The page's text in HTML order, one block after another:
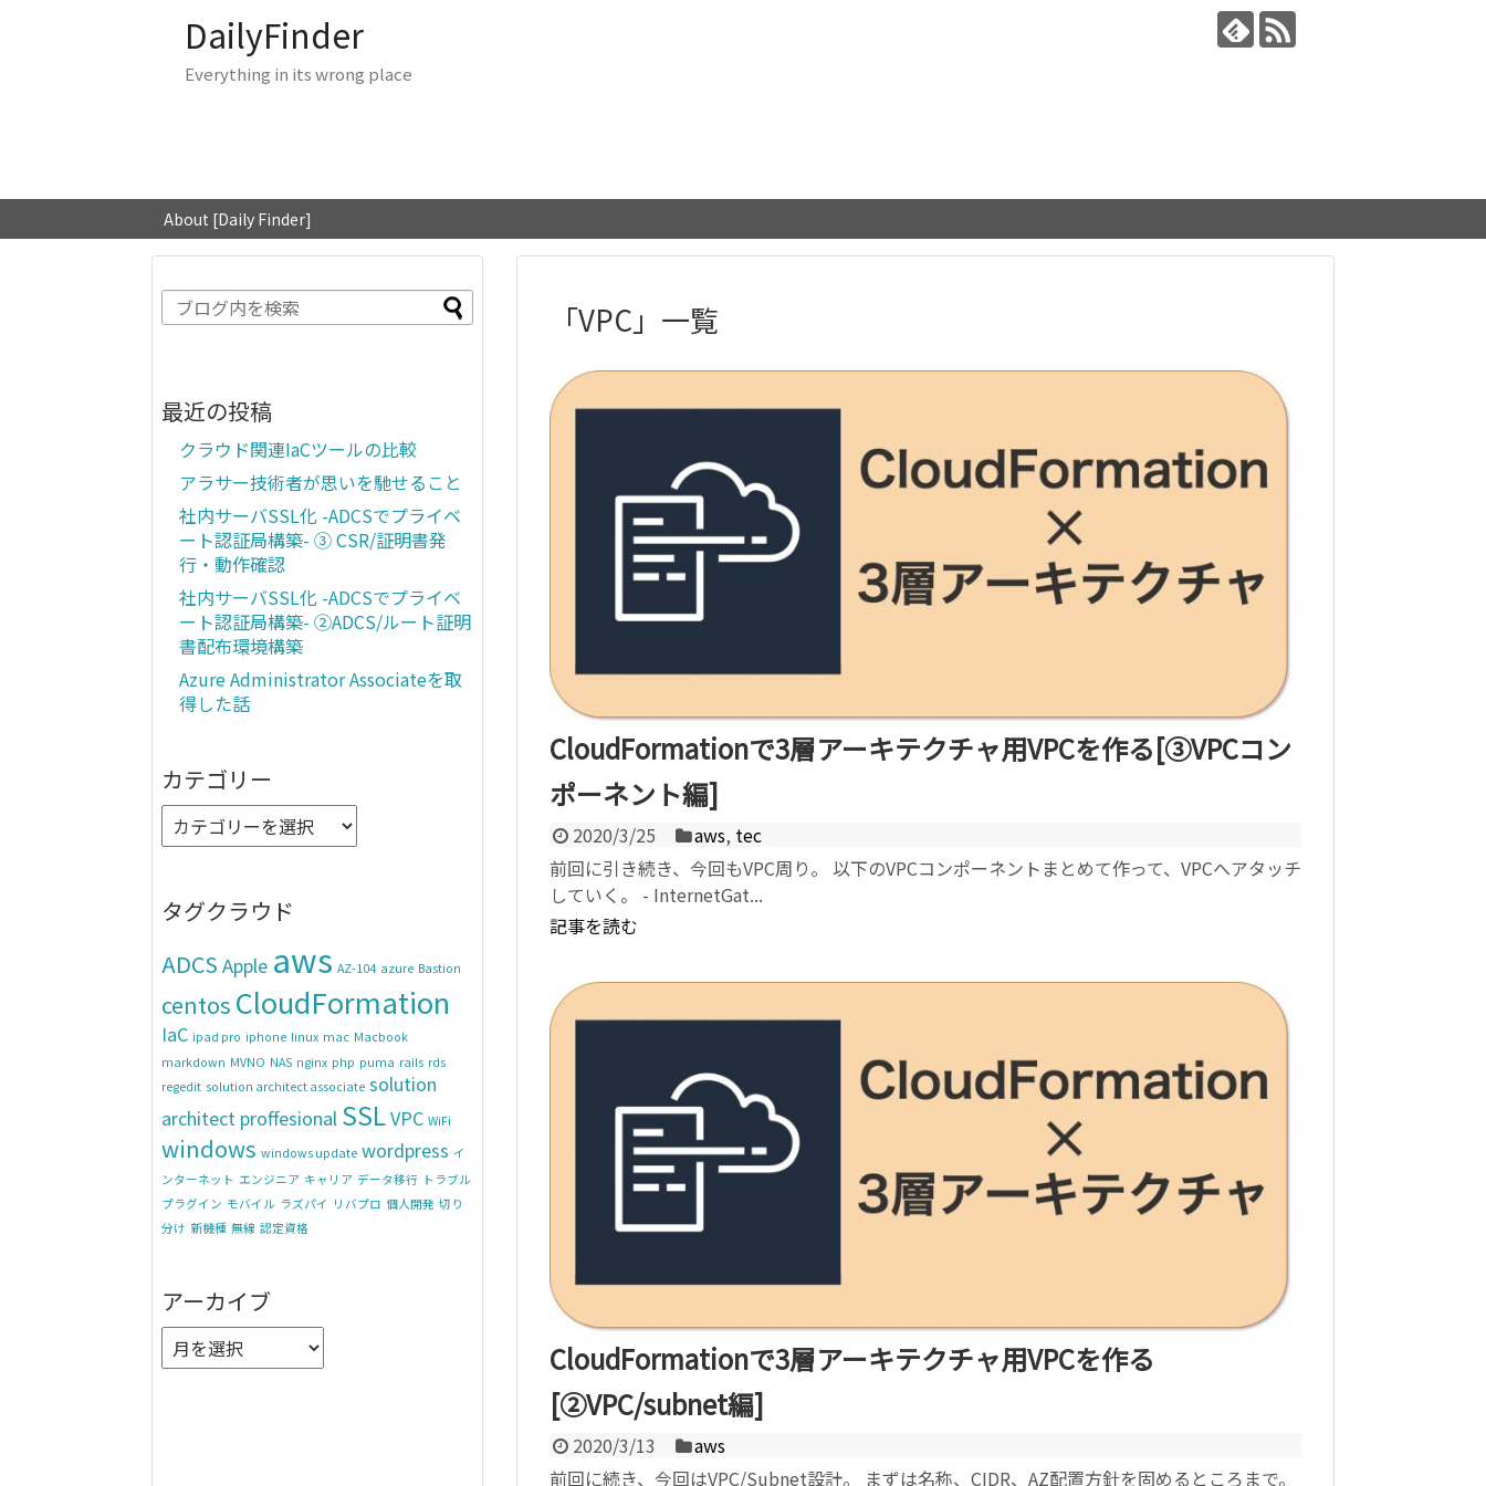
DailyFinder
Everything in its wrong place
About [Daily Finder]
「VPC 」 一覧
CloudFormationで3層アーキテクチャ用VPCを作る[③VPCコン
ポーネント編]
2020/3/25 aws, tec
前回に引き続き、今回もVPC周り。 以下のVPCコンポーネントまとめて作って、VPCへアタッチ
していく。 - InternetGat...
記事を読む
CloudFormationで3層アーキテクチャ用VPCを作る
[②VPC/subnet編]
2020/3/13
aws
前回に続き、今回はVPC/Subnet設計。 まずは名称、CIDR、AZ配置方針を固めるところまで。
最近の投稿
クラウド関連IaCツールの比較
アラサー技術者が思いを馳せること
社内サーバSSL化 -ADCSでプライベ
ート認証局構築- ③ CSR/証明書発
行・動作確認
社内サーバSSL化 -ADCSでプライベ
ート認証局構築- ②ADCS/ルート証明
書配布環境構築
Azure Administrator Associateを取
得した話
カテゴリー
タグクラウド
ADCS Apple aws AZ-104 azure Bastion
centos CloudFormation
IaC ipad pro iphone linux mac Macbook
markdown MVNO NAS nginx php puma rails rds
regedit solution architect associate solution
architect proffesional SSLVPC WiFi
windows windows update wordpress イ
ンターネット エンジニア キャリア データ移行 トラブル
プラグイン モバイル ラズパイ リバプロ 個人開発 切り
分け 新機種 無線 認定資格
アーカイブ